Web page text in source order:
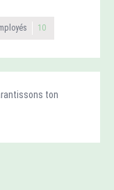
10
ton